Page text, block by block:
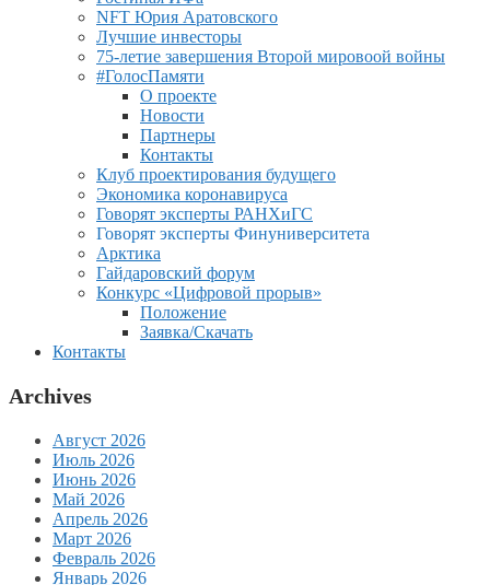
NFT Юрия Аратовского
Лучшие инвесторы
75-летие завершения Второй мировоой войны
#ГолосПамяти
О проекте
Новости
Партнеры
Контакты
Клуб проектирования будущего
Экономика коронавируса
Говорят эксперты РАНХиГС
Говорят эксперты Финуниверситета
Арктика
Гайдаровский форум
Конкурс «Цифровой прорыв»
Положение
Заявка/Скачать
Контакты
Archives
Август 2026
Июль 2026
Июнь 2026
Май 2026
Апрель 2026
Март 2026
Февраль 2026
Январь 2026